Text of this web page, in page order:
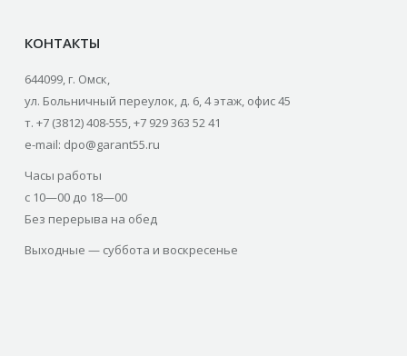
КОНТАКТЫ
644099, г. Омск,
ул. Больничный переулок, д. 6, 4 этаж, офис 45
т. +7 (3812) 408-555, +7 929 363 52 41
e-mail: dpo@garant55.ru
Часы работы
с 10—00 до 18—00
Без перерыва на обед
Выходные — суббота и воскресенье